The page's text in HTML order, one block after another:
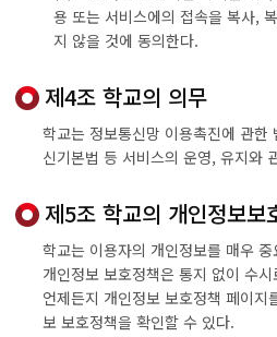
용 또는 서비스에의 접속을 복사,
지 않을 것에 동의한다.
제4조 학교의 의무
학교는 정보통신망 이용촉진에 관한
신기본법 등 서비스의 운영, 유지와
제5조 학교의 개인정보보
학교는 이용자의 개인정보를 매우
개인정보 보호정책은 통지 없이 수
언제든지 개인정보 보호정책 페이지
보 보호정책을 확인할 수 있다.